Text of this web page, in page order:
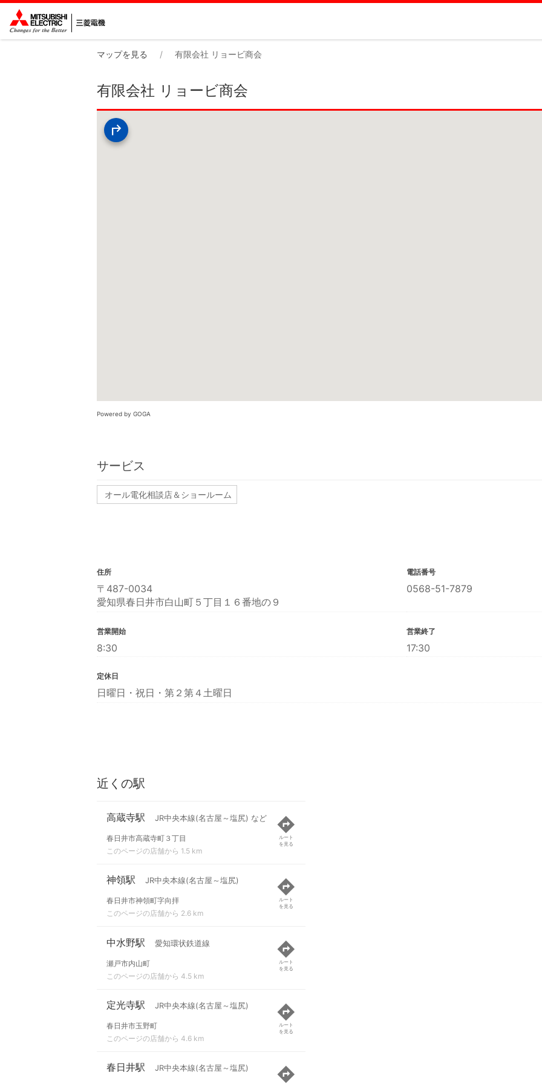
マップを見る 有限会社 リョービ商会
有限会社 リョービ商会
Powered by GOGA
サービス
オール電化相談店＆ショールーム
住所
〒487-0034
愛知県春日井市白山町５丁目１６番地の９
電話番号
0568-51-7879
営業開始
8:30
営業終了
17:30
定休日
日曜日・祝日・第２第４土曜日
近くの駅
高蔵寺駅 JR中央本線(名古屋～塩尻) など
春日井市高蔵寺町３丁目
このページの店舗から 1.5 km
ルート
を見る
神領駅 JR中央本線(名古屋～塩尻)
春日井市神領町字向拝
このページの店舗から 2.6 km
ルート
を見る
中水野駅 愛知環状鉄道線
瀬戸市内山町
このページの店舗から 4.5 km
ルート
を見る
定光寺駅 JR中央本線(名古屋～塩尻)
春日井市玉野町
このページの店舗から 4.6 km
ルート
を見る
春日井駅 JR中央本線(名古屋～塩尻)